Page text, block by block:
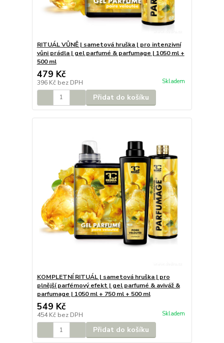
RITUÁL VŮNĚ | sametová hruška | pro intenzivní
vůni prádla | gel parfumé & parfumage | 1050 ml +
500 ml
479 Kč
396 Kč bez DPH Skladem
Přidat do košíku
KOMPLETNÍ RITUÁL | sametová hruška | pro
plnější parfémový efekt | gel parfumé & aviváž &
parfumage | 1050 ml + 750 ml + 500 ml
549 Kč
454 Kč bez DPH Skladem
Přidat do košíku